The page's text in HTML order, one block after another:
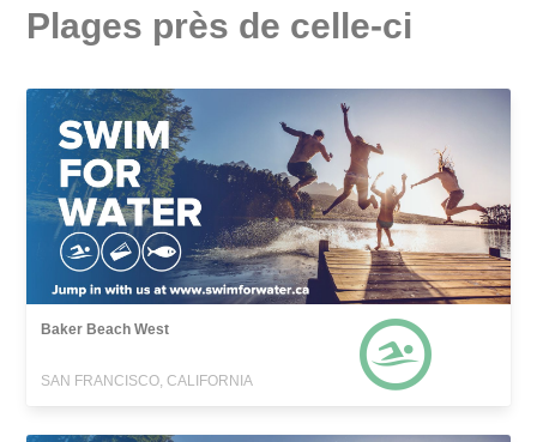
Plages près de celle-ci
Baker Beach West
SAN FRANCISCO, CALIFORNIA